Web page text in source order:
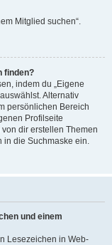
Mitglied suchen“.
finden?
indem du „Eigene
Alternativ
persönlichen Bereich
Profilseite
dir erstellen Themen
in die Suchmaske ein.
und einem
Lesezeichen in Web-